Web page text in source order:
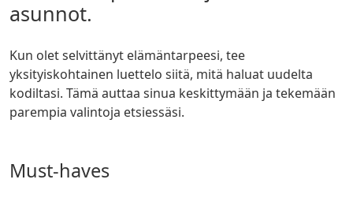
asunnot.
Kun olet selvittänyt elämäntarpeesi, tee
yksityiskohtainen luettelo siitä, mitä haluat uudelta
kodiltasi. Tämä auttaa sinua keskittymään ja tekemään
parempia valintoja etsiessäsi.
Must-haves